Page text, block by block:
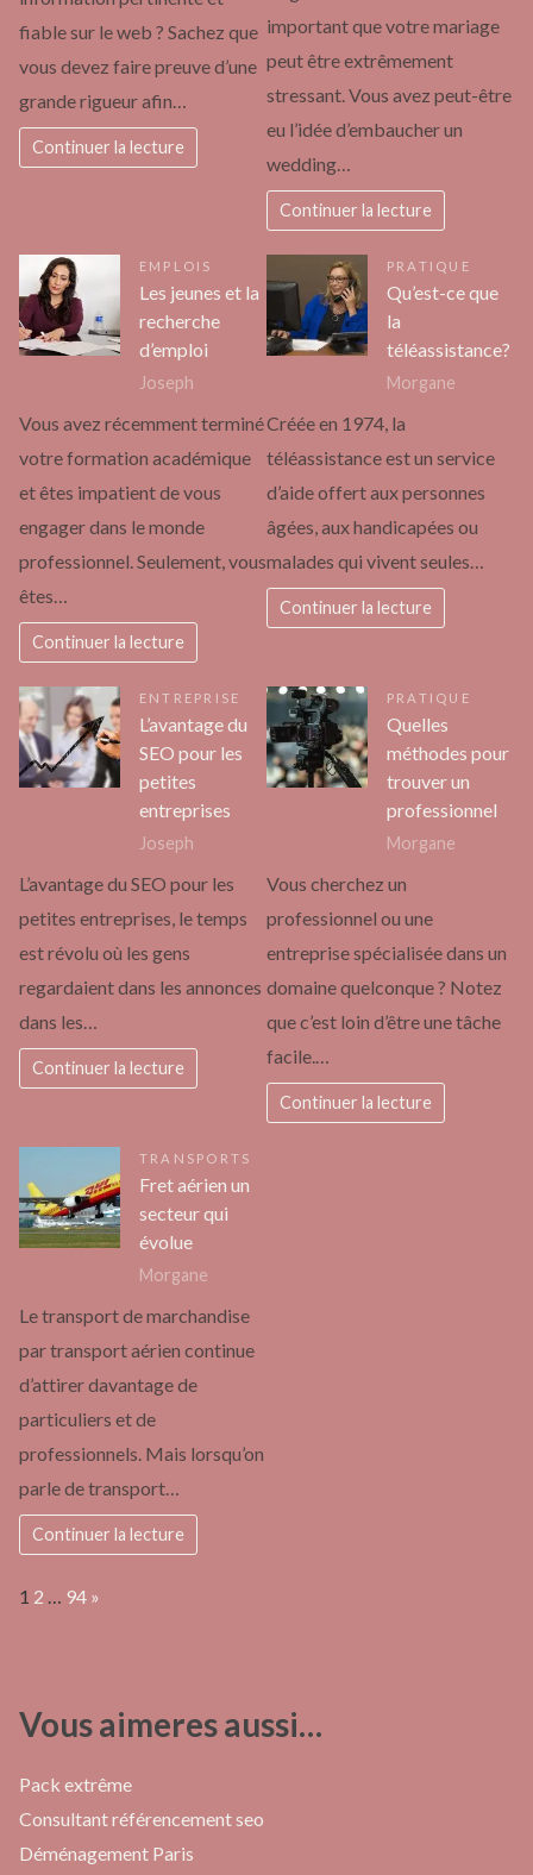
fiable sur le web ? Sachez que
vous devez faire preuve d’une
grande rigueur afin…
Continuer la lecture
important que votre mariage
peut être extrêmement
stressant. Vous avez peut-être
eu l’idée d’embaucher un
wedding…
Continuer la lecture
EMPLOIS
Les jeunes et la
recherche
d’emploi
Joseph
Vous avez récemment terminé
votre formation académique
et êtes impatient de vous
engager dans le monde
professionnel. Seulement, vous
êtes…
Continuer la lecture
PRATIQUE
Qu’est-ce que
la
téléassistance?
Morgane
Créée en 1974, la
téléassistance est un service
d’aide offert aux personnes
âgées, aux handicapées ou
malades qui vivent seules…
Continuer la lecture
ENTREPRISE
L’avantage du
SEO pour les
petites
entreprises
Joseph
L’avantage du SEO pour les
petites entreprises, le temps
est révolu où les gens
regardaient dans les annonces
dans les…
Continuer la lecture
PRATIQUE
Quelles
méthodes pour
trouver un
professionnel
Morgane
Vous cherchez un
professionnel ou une
entreprise spécialisée dans un
domaine quelconque ? Notez
que c’est loin d’être une tâche
facile.…
Continuer la lecture
TRANSPORTS
Fret aérien un
secteur qui
évolue
Morgane
Le transport de marchandise
par transport aérien continue
d’attirer davantage de
particuliers et de
professionnels. Mais lorsqu’on
parle de transport…
Continuer la lecture
Page:
1 2 … 94 Next
»
Vous aimeres aussi…
Pack extrême
Consultant référencement seo
Déménagement Paris